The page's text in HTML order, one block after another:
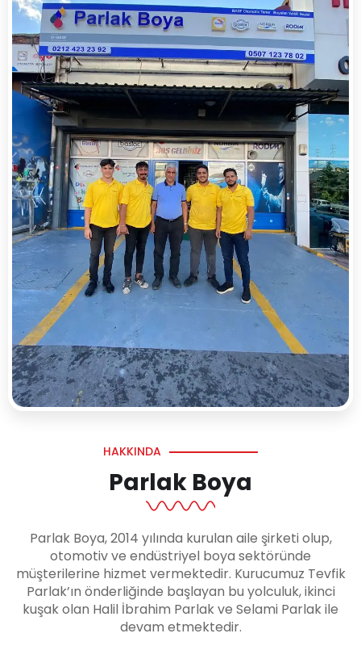
HAKKINDA
Parlak Boya
Parlak Boya, 2014 yılında kurulan aile şirketi olup,
otomotiv ve endüstriyel boya sektöründe
müşterilerine hizmet vermektedir. Kurucumuz Tevfik
Parlak’ın önderliğinde başlayan bu yolculuk, ikinci
kuşak olan Halil İbrahim Parlak ve Selami Parlak ile
devam etmektedir.